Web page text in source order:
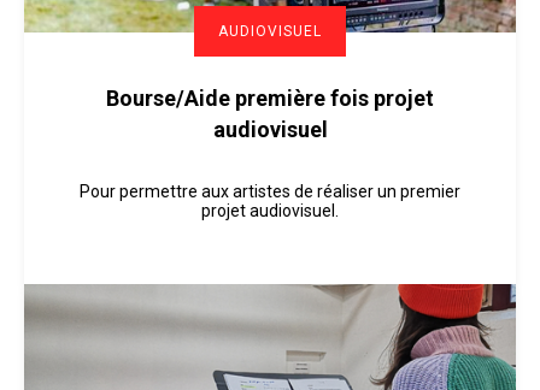
AUDIOVISUEL
Bourse/Aide première fois projet
audiovisuel
Pour permettre aux artistes de réaliser un premier
projet audiovisuel.